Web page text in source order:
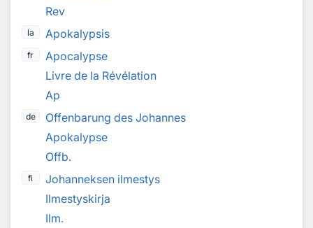
Rev
la Apokalypsis
fr
Apocalypse
Livre de la Révélation
Ap
de
Offenbarung des Johannes
Apokalypse
Offb.
fi
Johanneksen ilmestys
Ilmestyskirja
Ilm.